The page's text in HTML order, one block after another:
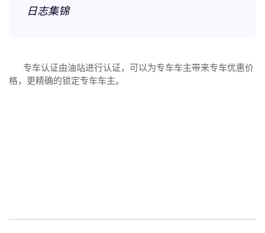
日志集锦
专车认证由油站进行认证，可以为专车车主带来专车优惠价
格，更精确的锁定专车车主。